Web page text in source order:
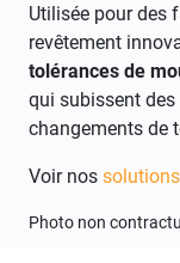
Utilisée pour des
revêtement
tolérances de
qui subissent
changements de
Voir nos
Photo non